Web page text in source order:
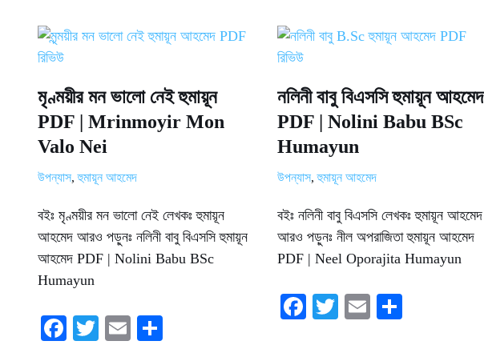
bo tte ail re
bo tte ail re
মৃণ্ময়ীর মন ভালো নেই হুমায়ূন
PDF | Mrinmoyir Mon
Valo Nei
উপন্যাস,হুমায়ূন আহমেদ
বইঃ মৃণ্ময়ীর মন ভালো নেই লেখকঃ হুমায়ূন
আহমেদ আরও পড়ুনঃ নলিনী বাবু বিএসসি হুমায়ূন
আহমেদ PDF | Nolini Babu BSc
Humayun
Fa T
E
নলিনী বাবু বিএসসি হুমায়ূন আহমেদ
PDF | Nolini Babu BSc
Humayun
উপন্যাস,হুমায়ূন আহমেদ
বইঃ নলিনী বাবু বিএসসি লেখকঃ হুমায়ূন আহমেদ
আরও পড়ুনঃ নীল অপরাজিতা হুমায়ূন আহমেদ
PDF | Neel Oporajita Humayun
Fa T
E